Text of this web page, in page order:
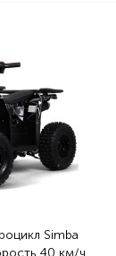
Simba
40 км/ч